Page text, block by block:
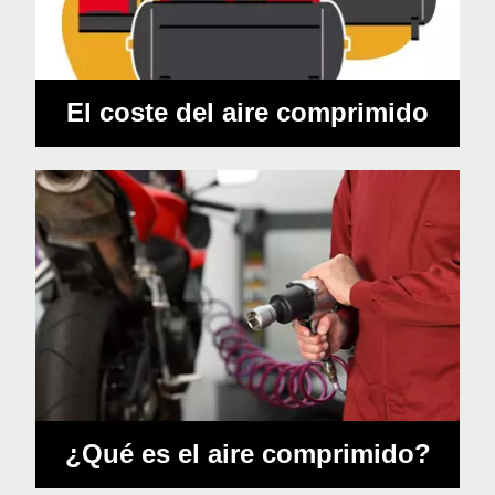
El coste del aire comprimido
¿Qué es el aire comprimido?